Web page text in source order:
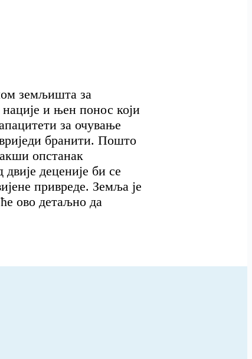
земљишта за
и њен понос који
за очување
бранити. Пошто
опстанак
деценије би се
привреде. Земља је
ово детаљно да